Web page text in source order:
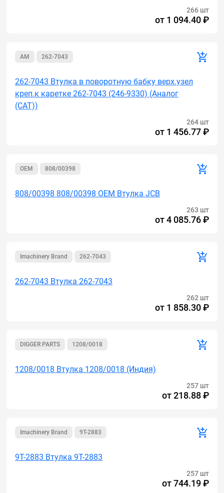
266 шт
от 1 094.40 ₽
AM 262-7043
262-7043 Втулка в поворотную бабку верх.узел
креп.к каретке 262-7043 (246-9330) (Аналог
(САТ))
264 шт
от 1 456.77 ₽
OEM 808/00398
808/00398 808/00398 OEM Втулка JCB
263 шт
от4 085.76 ₽
Imachinery Brand 262-7043
262-7043 Втулка 262-7043
262 шт
от 1 858.30 ₽
DIGGER PARTS 1208/0018
1208/0018 Втулка 1208/0018 (Индия)
257 шт
от218.88 ₽
Imachinery Brand 9T-2883
9T-2883 Втулка 9T-2883
257 шт
от744.19 ₽